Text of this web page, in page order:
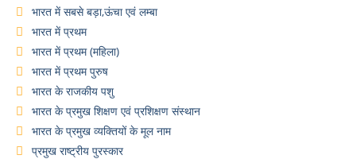
भारत में सबसे बड़ा,ऊंचा एवं लम्बा
भारत में प्रथम
भारत में प्रथम (महिला)
भारत में प्रथम पुरुष
भारत के राजकीय पशु
भारत के प्रमुख शिक्षण एवं प्रशिक्षण संस्थान
भारत के प्रमुख व्यक्तियों के मूल नाम
प्रमुख राष्ट्रीय पुरस्कार